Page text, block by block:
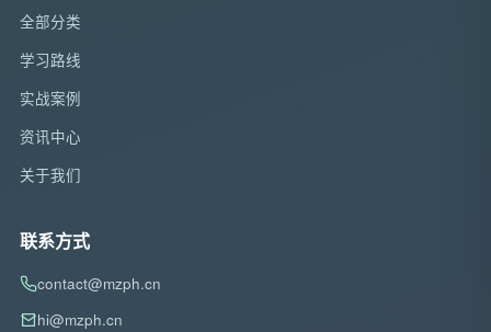
全部分类
学习路线
实战案例
资讯中心
关于我们
联系方式
contact@mzph.cn
hi@mzph.cn